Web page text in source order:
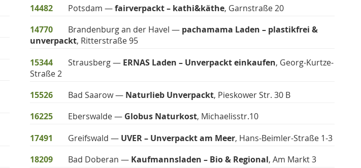
14482 Potsdam —fairverpackt – kathi&käthe, Garnstraße 20
14770
Brandenburg an der Havel — pachamama Laden – plastikfrei &
unverpackt, Ritterstraße 95
15344
Strausberg — ERNAS Laden – Unverpackt einkaufen, Georg-Kurtze-
Straße 2
15526
Bad Saarow — Naturlieb Unverpackt, Pieskower Str. 30 B
16225
Eberswalde — Globus Naturkost, Michaelisstr.10
17491
Greifswald — UVER – Unverpackt am Meer, Hans-Beimler-Straße 1-3
18209
Bad Doberan — Kaufmannsladen – Bio & Regional, Am Markt 3